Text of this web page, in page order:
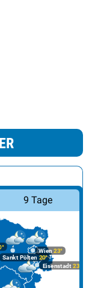
9 Tage
Wien 23°
Eisenstadt 23°
Sankt Pölten 20°